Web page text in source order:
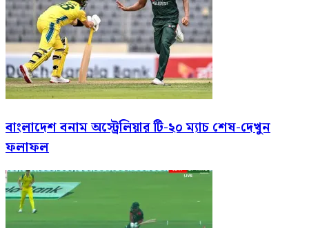
বাংলাদেশ বনাম অস্ট্রেলিয়ার টি-২০ ম্যাচ শেষ-দেখুন
ফলাফল